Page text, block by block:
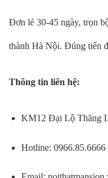
Đơn lẻ 30-45 ngày, trọn
thành Hà Nội. Đúng tiến
Thông tin liên hệ:
KM12 Đại Lộ Thăng
Hotline: 0966.85.6666